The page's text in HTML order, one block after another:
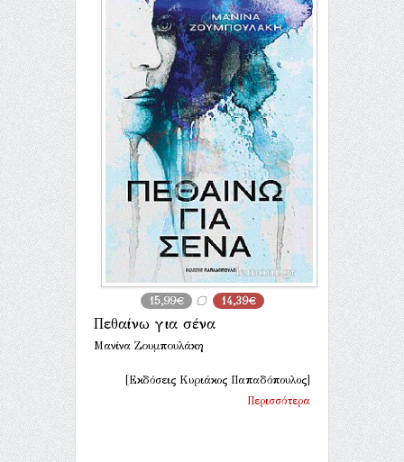
15,99€ 14,39€
Πεθαίνω για σένα
Μανίνα Ζουμπουλάκη
[Εκδόσεις Κυριάκος Παπαδόπουλος]
Περισσότερα